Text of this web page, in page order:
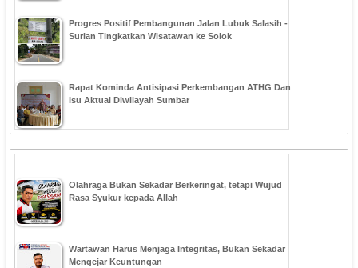
Progres Positif Pembangunan Jalan Lubuk Salasih -
Surian Tingkatkan Wisatawan ke Solok
Rapat Kominda Antisipasi Perkembangan ATHG Dan
Isu Aktual Diwilayah Sumbar
Olahraga Bukan Sekadar Berkeringat, tetapi Wujud
Rasa Syukur kepada Allah
Wartawan Harus Menjaga Integritas, Bukan Sekadar
Mengejar Keuntungan